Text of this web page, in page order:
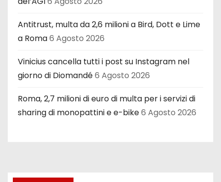
Antitrust, multa da 2,6 milioni a Bird, Dott e Lime
a Roma6 Agosto 2026
Vinicius cancella tutti i post su Instagram nel
giorno di Diomandé6 Agosto 2026
Roma, 2,7 milioni di euro di multa per i servizi di
sharing di monopattini e e-bike6 Agosto 2026